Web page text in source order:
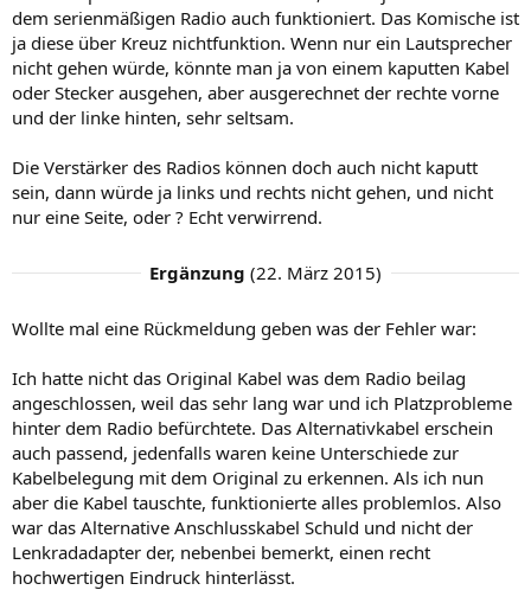
dem serienmäßigen Radio auch funktioniert. Das Komische ist
ja diese über Kreuz nichtfunktion. Wenn nur ein Lautsprecher
nicht gehen würde, könnte man ja von einem kaputten Kabel
oder Stecker ausgehen, aber ausgerechnet der rechte vorne
und der linke hinten, sehr seltsam.
Die Verstärker des Radios können doch auch nicht kaputt
sein, dann würde ja links und rechts nicht gehen, und nicht
nur eine Seite, oder ? Echt verwirrend.
Ergänzung (22. März 2015)
Wollte mal eine Rückmeldung geben was der Fehler war:
Ich hatte nicht das Original Kabel was dem Radio beilag
angeschlossen, weil das sehr lang war und ich Platzprobleme
hinter dem Radio befürchtete. Das Alternativkabel erschein
auch passend, jedenfalls waren keine Unterschiede zur
Kabelbelegung mit dem Original zu erkennen. Als ich nun
aber die Kabel tauschte, funktionierte alles problemlos. Also
war das Alternative Anschlusskabel Schuld und nicht der
Lenkradadapter der, nebenbei bemerkt, einen recht
hochwertigen Eindruck hinterlässt.